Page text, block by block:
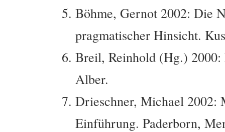
Böhme, Gernot 2002: Die
pragmatischer Hinsicht.
Breil, Reinhold (Hg.)
Alber.
Drieschner, Michael 2002:
Einführung. Paderborn,